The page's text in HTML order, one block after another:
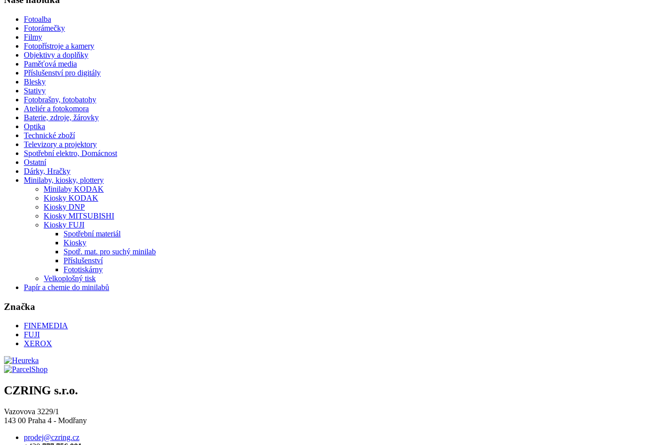
Fotoalba
Fotorámečky
Filmy
Fotopřístroje a kamery
Objektivy a doplňky
Paměťová media
Příslušenství pro digitály
Blesky
Stativy
Fotobrašny, fotobatohy
Ateliér a fotokomora
Baterie, zdroje, žárovky
Optika
Technické zboží
Televizory a projektory
Spotřební elektro, Domácnost
Ostatní
Dárky, Hračky
Minilaby, kiosky, plottery
Minilaby KODAK
Kiosky KODAK
Kiosky DNP
Kiosky MITSUBISHI
Kiosky FUJI
Spotřební materiál
Kiosky
Spotř. mat. pro suchý minilab
Příslušenství
Fototiskárny
Velkoplošný tisk
Papír a chemie do minilabů
Značka
FINEMEDIA
FUJI
XEROX
CZRING s.r.o.
Vazovova 3229/1
143 00 Praha 4 - Modřany
prodej@czring.cz